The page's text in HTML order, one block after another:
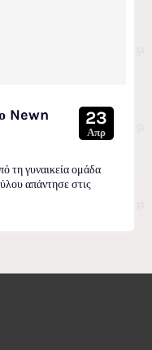
Newn
23
Απρ
τη γυναικεία ομάδα
απάντησε στις